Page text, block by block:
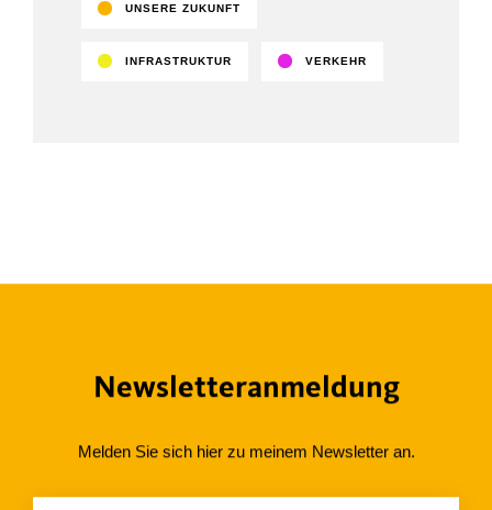
UNSERE ZUKUNFT
INFRASTRUKTUR VERKEHR
Newsletteranmeldung
Melden Sie sich hier zu meinem Newsletter an.